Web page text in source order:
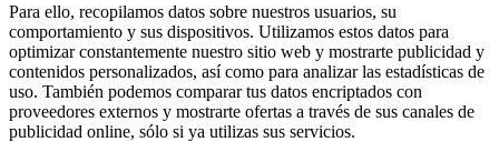
Para ello, recopilamos datos sobre nuestros usuarios, su
comportamiento y sus dispositivos. Utilizamos estos datos para
optimizar constantemente nuestro sitio web y mostrarte publicidad y
contenidos personalizados, así como para analizar las estadísticas de
uso. También podemos comparar tus datos encriptados con
proveedores externos y mostrarte ofertas a través de sus canales de
publicidad online, sólo si ya utilizas sus servicios.